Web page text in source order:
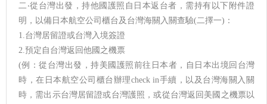
二‧從台灣出發，持他國護照自日本返台者，需持有以下附件證
明，以備日本航空公司櫃台及台灣海關入關查驗(二擇一)：
1.台灣居留證或台灣入境簽證
2.預定自台灣返回他國之機票
(例：從台灣出發，持美國護照前往日本者，自日本出境回台灣
時，在日本航空公司櫃台辦理check in手續，以及台灣海關入關
時，需出示台灣居留證或台灣護照，或從台灣返回美國之機票以